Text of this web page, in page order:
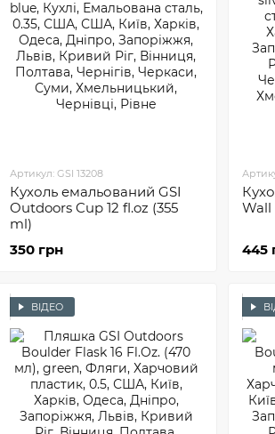
Артикул: GSI 13208
Кухоль емальований GSI
Outdoors Cup 12 fl.oz (355
ml)
350 грн
Wall
445
ВІДЕО